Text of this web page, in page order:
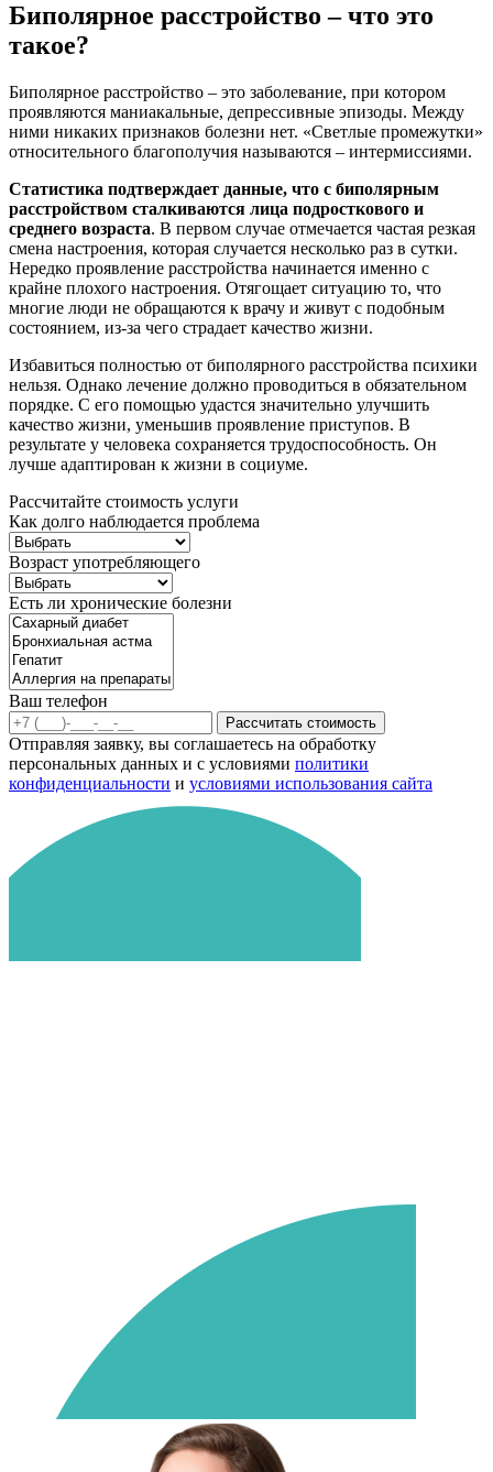
Биполярное расстройство – что это
такое?
Биполярное расстройство – это заболевание, при котором
проявляются маниакальные, депрессивные эпизоды. Между
ними никаких признаков болезни нет. «Светлые промежутки»
относительного благополучия называются – интермиссиями.
Статистика подтверждает данные, что с биполярным
расстройством сталкиваются лица подросткового и
среднего возраста. В первом случае отмечается частая резкая
смена настроения, которая случается несколько раз в сутки.
Нередко проявление расстройства начинается именно с
крайне плохого настроения. Отягощает ситуацию то, что
многие люди не обращаются к врачу и живут с подобным
состоянием, из-за чего страдает качество жизни.
Избавиться полностью от биполярного расстройства психики
нельзя. Однако лечение должно проводиться в обязательном
порядке. С его помощью удастся значительно улучшить
качество жизни, уменьшив проявление приступов. В
результате у человека сохраняется трудоспособность. Он
лучше адаптирован к жизни в социуме.
Рассчитайте стоимость услуги
Как долго наблюдается проблема
Возраст употребляющего
Есть ли хронические болезни
Ваш телефон
Рассчитать стоимость
Отправляя заявку, вы соглашаетесь на обработку
персональных данных и с условиями политики
конфиденциальности и условиями использования сайта